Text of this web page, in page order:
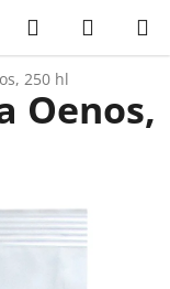
Hľadať
KOŠÍK
250 hl
Oenos,